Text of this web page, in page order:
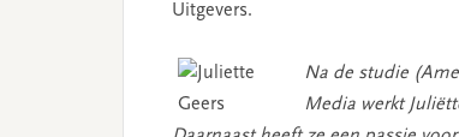
Uitgevers.
Na de studie
Media werkt